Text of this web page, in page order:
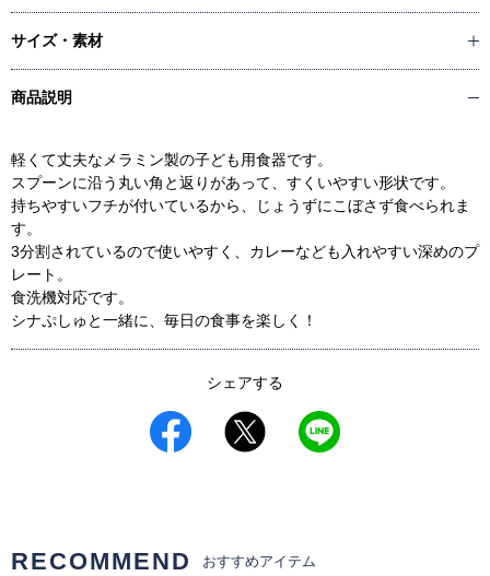
サイズ・素材
商品説明
軽くて丈夫なメラミン製の子ども用食器です。
スプーンに沿う丸い角と返りがあって、すくいやすい形状です。
持ちやすいフチが付いているから、じょうずにこぼさず食べられま
す。
3分割されているので使いやすく、カレーなども入れやすい深めのプ
レート。
食洗機対応です。
シナぷしゅと一緒に、毎日の食事を楽しく！
シェアする
RECOMMEND おすすめアイテム